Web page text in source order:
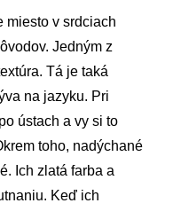
miesto v srdciach
Jedným z
Tá je taká
na jazyku. Pri
ústach a vy si to
toho, nadýchané
Ich zlatá farba a
Keď ich